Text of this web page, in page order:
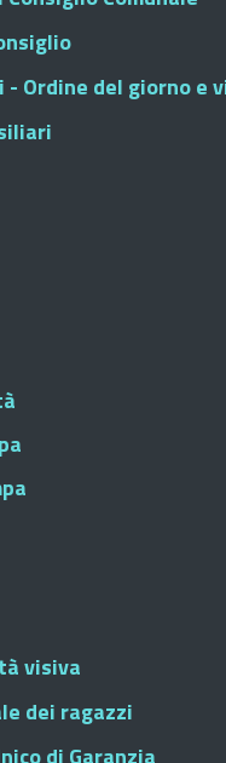
- Ordine del giorno e
visiva
dei ragazzi